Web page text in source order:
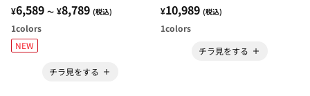
ジャケットアンサンブル
¥6,589 ～ ¥8,789 (税込)
1colors
NEW
チラ見をする
¥10,989 (税込)
1colors
チラ見をする